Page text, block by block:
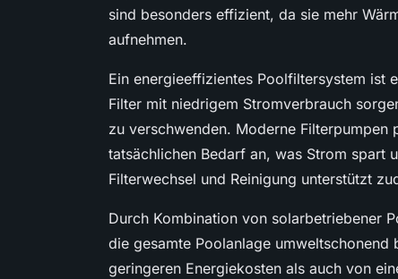
sind besonders effizient, da sie mehr
aufnehmen.
Ein energieeffizientes Poolfiltersystem ist
Filter mit niedrigem Stromverbrauch
zu verschwenden. Moderne Filterpumpen
tatsächlichen Bedarf an, was Strom spart
Filterwechsel und Reinigung unterstützt
Durch Kombination von solarbetriebener
die gesamte Poolanlage
geringeren Energiekosten als auch von